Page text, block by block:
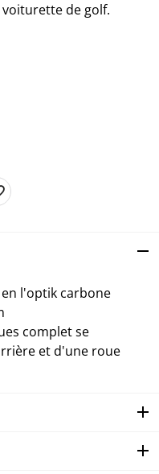
de golf.
l'optik carbone
complet se
et d'une roue